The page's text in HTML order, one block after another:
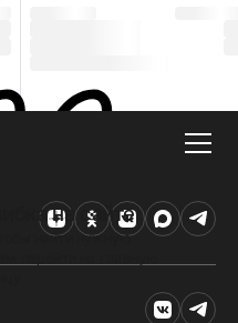
на сайте
найти нужную